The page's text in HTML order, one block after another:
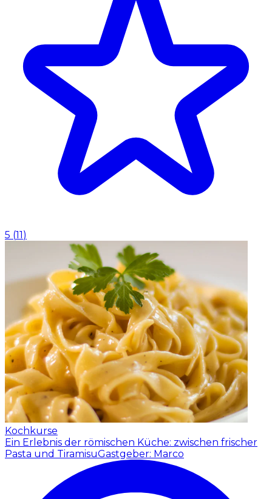
5 (11)
Kochkurse
Ein Erlebnis der römischen Küche: zwischen frischer
Pasta und TiramisuGastgeber: Marco